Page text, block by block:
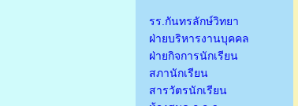
รร.กันทรลักษ์วิทยา
ฝ่ายบริหารงานบุคคล
ฝ่ายกิจการนักเรียน
สภานักเรียน
สารวัตรนักเรียน